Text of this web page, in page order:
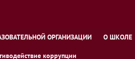
ОРГАНИЗАЦИИ О ШКОЛЕ
коррупции